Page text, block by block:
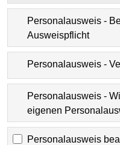
Personalausweis -
Ausweispflicht
Personalausweis -
Personalausweis -
eigenen
Personalausweis